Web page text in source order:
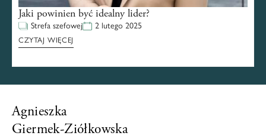
Jaki powinien być idealny lider?
Strefa szefowej 2 lutego 2025
CZYTAJ WIĘCEJ
Agnieszka
Giermek-Ziółkowska